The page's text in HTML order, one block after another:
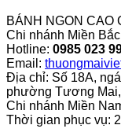
BÁNH NGON CAO
Chi nhánh Miền
Hotline: 0985 023
Email:
Địa chỉ: Số 18A,
phường Tương
Chi nhánh Miền
Thời gian phục vụ: